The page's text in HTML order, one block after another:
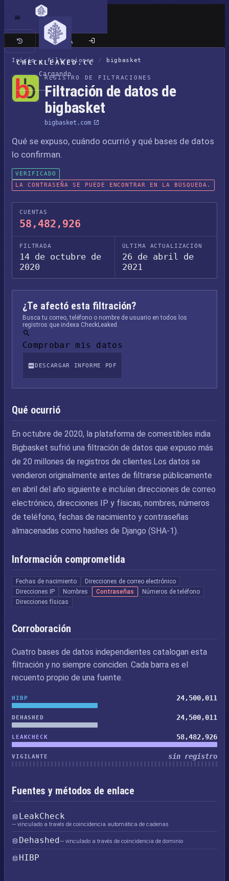
CHECKLEAKED.CC
Cargando
Sitio clásico
Inicio / Filtraciones / bigbasket
REGISTRO DE FILTRACIONES
Filtración de datos de
bigbasket
bigbasket.com
Qué se expuso, cuándo ocurrió y qué bases de datos
lo confirman.
VERIFICADO
LA CONTRASEÑA SE PUEDE ENCONTRAR EN LA BÚSQUEDA.
CUENTAS
58,482,926
FILTRADA
14 de octubre de
2020
ÚLTIMA ACTUALIZACIÓN
26 de abril de
2021
¿Te afectó esta filtración?
Busca tu correo, teléfono o nombre de usuario en todos los
registros que indexa CheckLeaked.
Comprobar mis datos
DESCARGAR INFORME PDF
Qué ocurrió
En octubre de 2020, la plataforma de comestibles india
Bigbasket sufrió una filtración de datos que expuso más
de 20 millones de registros de clientes.Los datos se
vendieron originalmente antes de filtrarse públicamente
en abril del año siguiente e incluían direcciones de correo
electrónico, direcciones IP y físicas, nombres, números
de teléfono, fechas de nacimiento y contraseñas
almacenadas como hashes de Django (SHA-1).
Información comprometida
Fechas de nacimiento
Direcciones de correo electrónico
Direcciones IP
Nombres Contraseñas
Números de teléfono
Direcciones físicas
Corroboración
Cuatro bases de datos independientes catalogan esta
filtración y no siempre coinciden. Cada barra es el
recuento propio de una fuente.
HIBP 24,500,011
DEHASHED 24,500,011
LEAKCHECK 58,482,926
VIGILANTE sin registro
Fuentes y métodos de enlace
LeakCheck
— vinculado a través de coincidencia automática de cadenas
Dehashed— vinculado a través de coincidencia de dominio
HIBP